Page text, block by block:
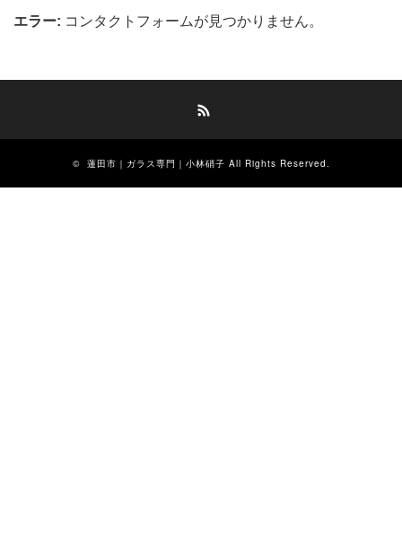
せ・ご依頼
エラー: コンタクトフォームが見つかりません。
© 蓮田市｜ガラス専門｜小林硝子 All Rights Reserved.